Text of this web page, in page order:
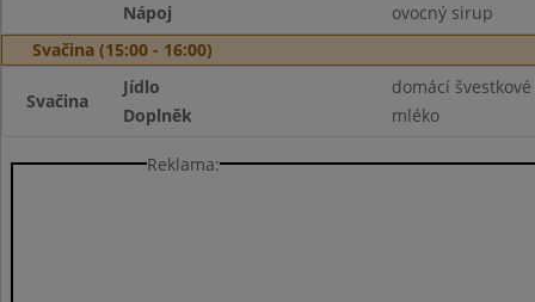
Nápoj
ovocný sirup
Svačina (15:00 - 16:00)
Svačina
Jídlo
domácí
Doplněk
mléko
Reklama: